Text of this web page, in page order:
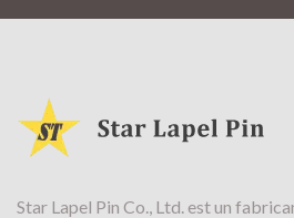
Star Lapel Pin Co., Ltd. est un